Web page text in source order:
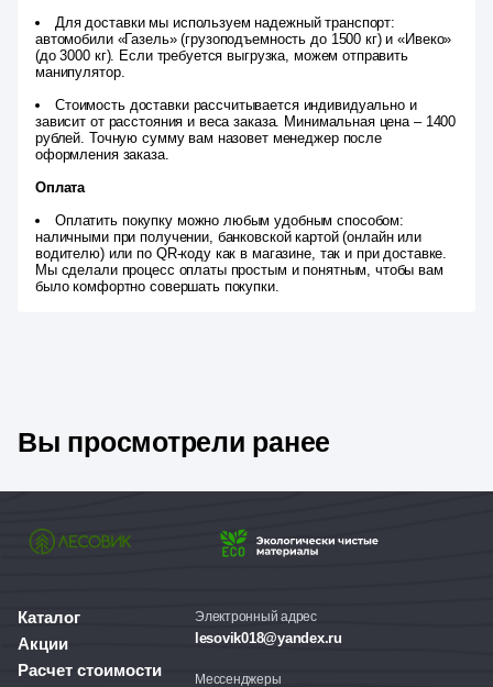
Для доставки мы используем надежный транспорт:
автомобили «Газель» (грузоподъемность до 1500 кг) и «Ивеко»
(до 3000 кг). Если требуется выгрузка, можем отправить
манипулятор.
Стоимость доставки рассчитывается индивидуально и
зависит от расстояния и веса заказа. Минимальная цена – 1400
рублей. Точную сумму вам назовет менеджер после
оформления заказа.
Оплата
Оплатить покупку можно любым удобным способом:
наличными при получении, банковской картой (онлайн или
водителю) или по QR-коду как в магазине, так и при доставке.
Мы сделали процесс оплаты простым и понятным, чтобы вам
было комфортно совершать покупки.
Вы просмотрели ранее
Каталог
Акции
Расчет стоимости
Электронный адрес
lesovik018@yandex.ru
Мессенджеры